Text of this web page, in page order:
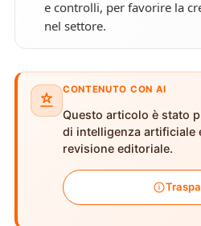
e controlli, per favorire la
nel settore.
CONTENUTO CON AI
Questo articolo è stato
di intelligenza artificiale
revisione editoriale.